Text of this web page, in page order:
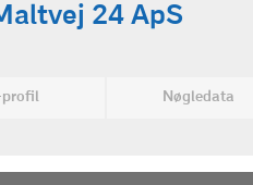
24 ApS
profil Nøgledata